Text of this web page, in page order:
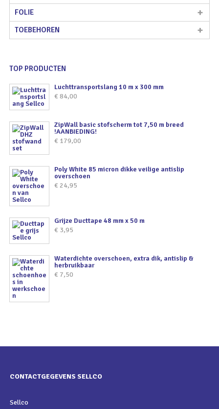
FOLIE
TOEBEHOREN
TOP PRODUCTEN
Luchttransportslang 10 m x 300 mm
€ 84,00
ZipWall basic stofscherm tot 7,50 m breed
!AANBIEDING!
€ 179,00
Poly White 85 micron dikke veilige antislip
overschoen
€ 24,95
Grijze Ducttape 48 mm x 50 m
€ 3,95
Waterdichte overschoen, extra dik, antislip &
herbruikbaar
€ 7,50
CONTACTGEGEVENS SELLCO
Sellco